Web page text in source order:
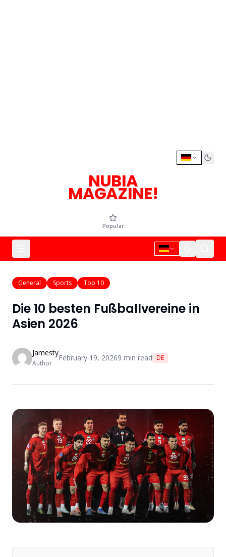
NUBIA
MAGAZINE!
Popular
General Sports Top 10
Die 10 besten Fußballvereine in
Asien 2026
Jamesty
Author
February 19, 20269 min read DE